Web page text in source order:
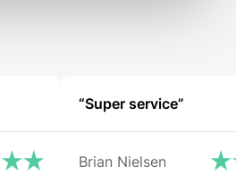
“Super service”
Brian Nielsen